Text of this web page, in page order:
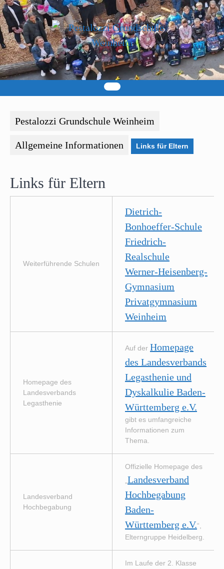
Skip
to
content
Pestalozzi Grundschule Weinheim
Allgemeine Informationen Links für Eltern
Links für Eltern
Weiterführende Schulen
Dietrich-
Bonhoeffer-Schule
Friedrich-
Realschule
Werner-Heisenberg-
Gymnasium
Privatgymnasium
Weinheim
Homepage des
Landesverbands
Legasthenie
Auf der Homepage
des Landesverbands
Legasthenie und
Dyskalkulie Baden-
Württemberg e.V.
gibt es umfangreiche
Informationen zum
Thema.
Landesverband
Hochbegabung
Offizielle Homepage des
Landesverband
Hochbegabung
Baden-
Württemberg e.V.“,
Elterngruppe Heidelberg.
Im Laufe der 2. Klasse